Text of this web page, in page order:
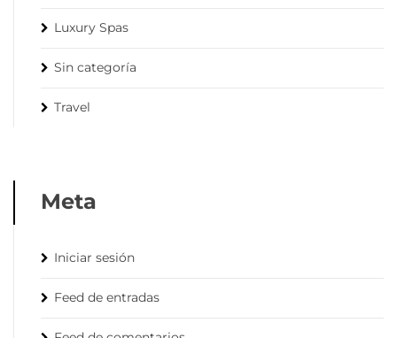
Luxury Spas
Sin categoría
Travel
Meta
Iniciar sesión
Feed de entradas